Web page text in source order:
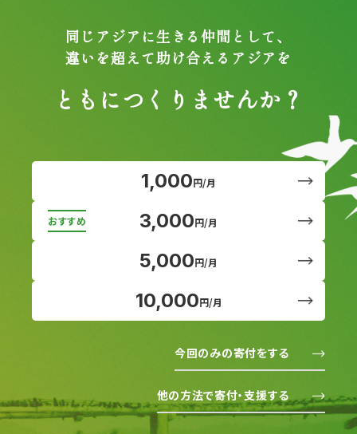
同じアジアに生きる仲間として、
違いを超えて助け合えるアジアを
ともにつくりませんか？
1,000円/月
3,000円/月
5,000円/月
10,000円/月
今回のみの寄付をする
他の方法で寄付・支援する